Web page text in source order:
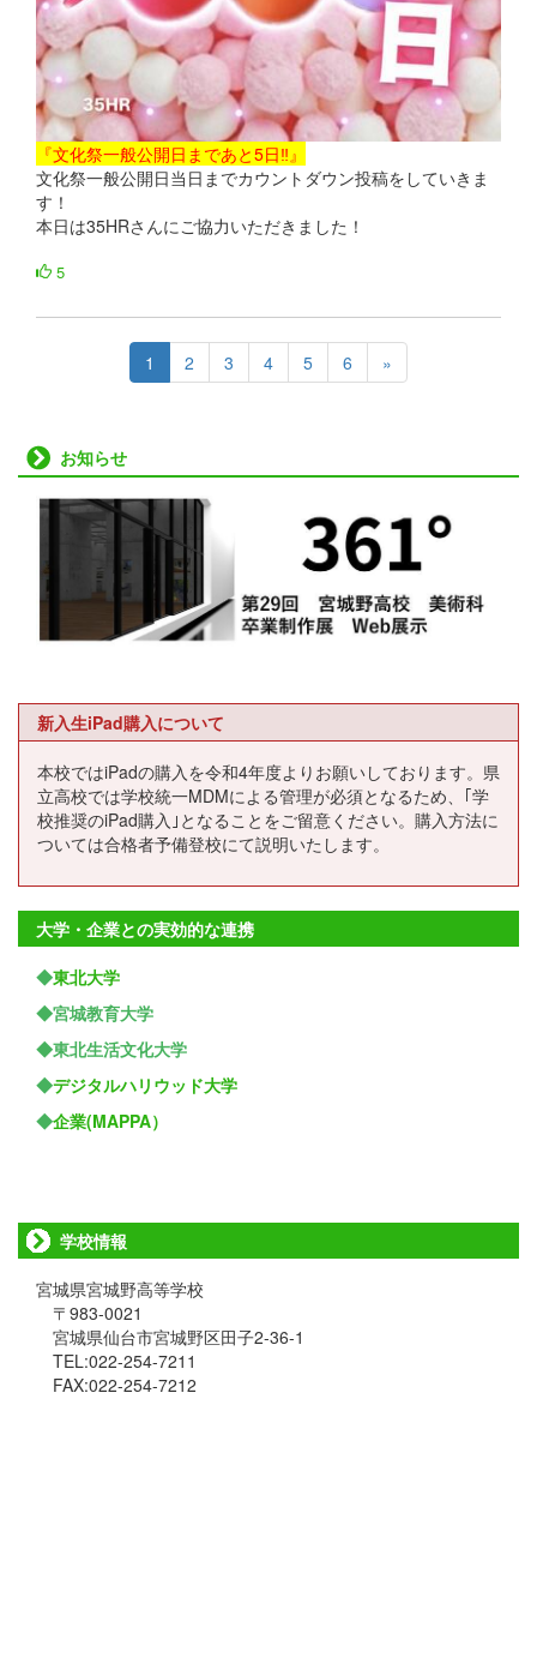
『文化祭一般公開日まであと5日‼』
文化祭一般公開日当日までカウントダウン投稿をしていきま
す！
本日は35HRさんにご協力いただきました！
5
1 2 3 4 5 6 »
お知らせ
新入生iPad購入について
本校ではiPadの購入を令和4年度よりお願いしております。県
立高校では学校統一MDMによる管理が必須となるため、｢学
校推奨のiPad購入｣となることをご留意ください。購入方法に
ついては合格者予備登校にて説明いたします。
大学・企業との実効的な連携
◆東北大学
◆宮城教育大学
◆東北生活文化大学
◆デジタルハリウッド大学
◆企業(MAPPA）
学校情報
宮城県宮城野高等学校
〒983-0021
宮城県仙台市宮城野区田子2-36-1
TEL:022-254-7211
FAX:022-254-7212